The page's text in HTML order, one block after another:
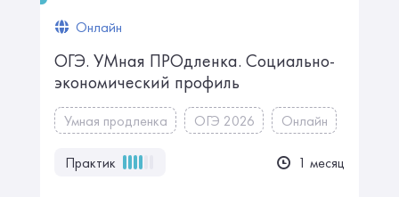
Онлайн
ОГЭ. УМная ПРОдленка. Социально-
экономический профиль
Умная продленка ОГЭ 2026 Онлайн
Практик 1 месяц